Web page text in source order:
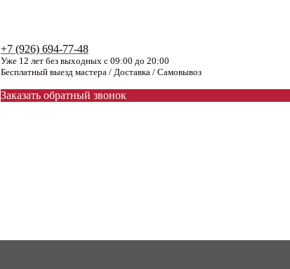
+7 (926) 694-77-48
Уже 12 лет без выходных с 09:00 до 20:00
Бесплатный выезд мастера / Доставка / Самовывоз
Заказать обратный звонок